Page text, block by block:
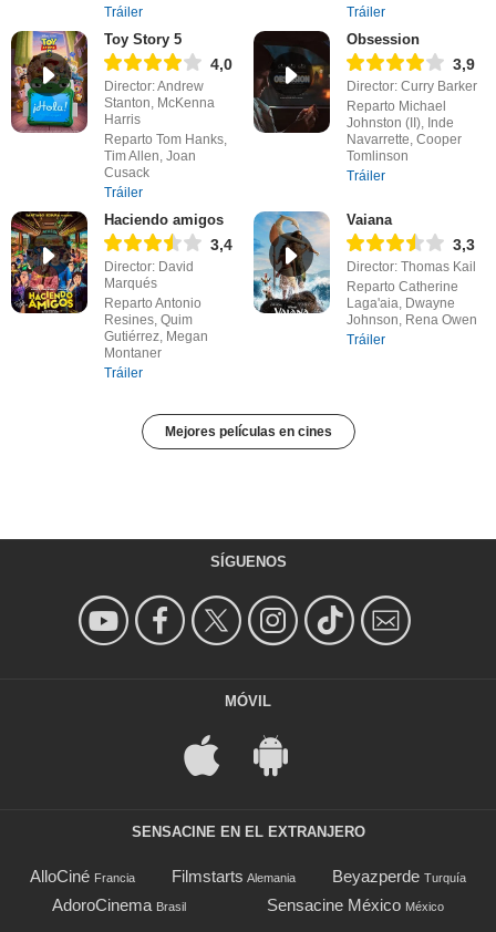
Tráiler
Tráiler
Toy Story 5
4,0
Director: Andrew
Stanton, McKenna
Harris
Reparto Tom Hanks,
Tim Allen, Joan
Cusack
Tráiler
Obsession
3,9
Director: Curry Barker
Reparto Michael
Johnston (II), Inde
Navarrette, Cooper
Tomlinson
Tráiler
Haciendo amigos
3,4
Director: David
Marqués
Reparto Antonio
Resines, Quim
Gutiérrez, Megan
Montaner
Tráiler
Vaiana
3,3
Director: Thomas Kail
Reparto Catherine
Laga'aia, Dwayne
Johnson, Rena Owen
Tráiler
Mejores películas en cines
SÍGUENOS
MÓVIL
SENSACINE EN EL EXTRANJERO
AlloCiné Francia Filmstarts Alemania Beyazperde Turquía
AdoroCinema Brasil Sensacine México México